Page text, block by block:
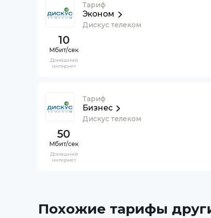
Тариф
Эконом
Дискус телеком
10
Домашний
интернет
Тариф
Бизнес
Дискус телеком
50
Домашний
интернет
Похожие тарифы